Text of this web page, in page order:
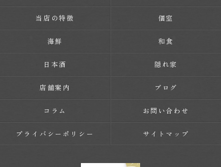
当店の特徴 個室
海鮮 和食
日本酒 隠れ家
店舗案内 ブログ
コラム お問い合わせ
プライバシーポリシー サイトマップ